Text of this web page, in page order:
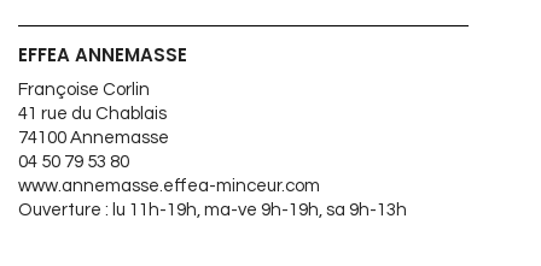
EFFEA ANNEMASSE
Françoise Corlin
41 rue du Chablais
74100 Annemasse
04 50 79 53 80
www.annemasse.effea-minceur.com
Ouverture : lu 11h-19h, ma-ve 9h-19h, sa 9h-13h